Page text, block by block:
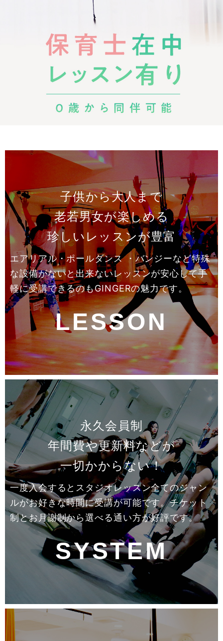
子供から大人まで
老若男女が楽しめる
珍しいレッスンが豊富
エアリアル・ポールダンス ・バンジーなど特殊
な設備がないと出来ないレッスンが安心して手
軽に受講できるのもGINGERの魅力です。
LESSON
永久会員制
年間費や更新料などが
一切かからない！
一度入会するとスタジオレッスン全てのジャン
ルがお好きな時間に受講が可能です。チケット
制とお月謝制から選べる通い方が好評です。
SYSTEM